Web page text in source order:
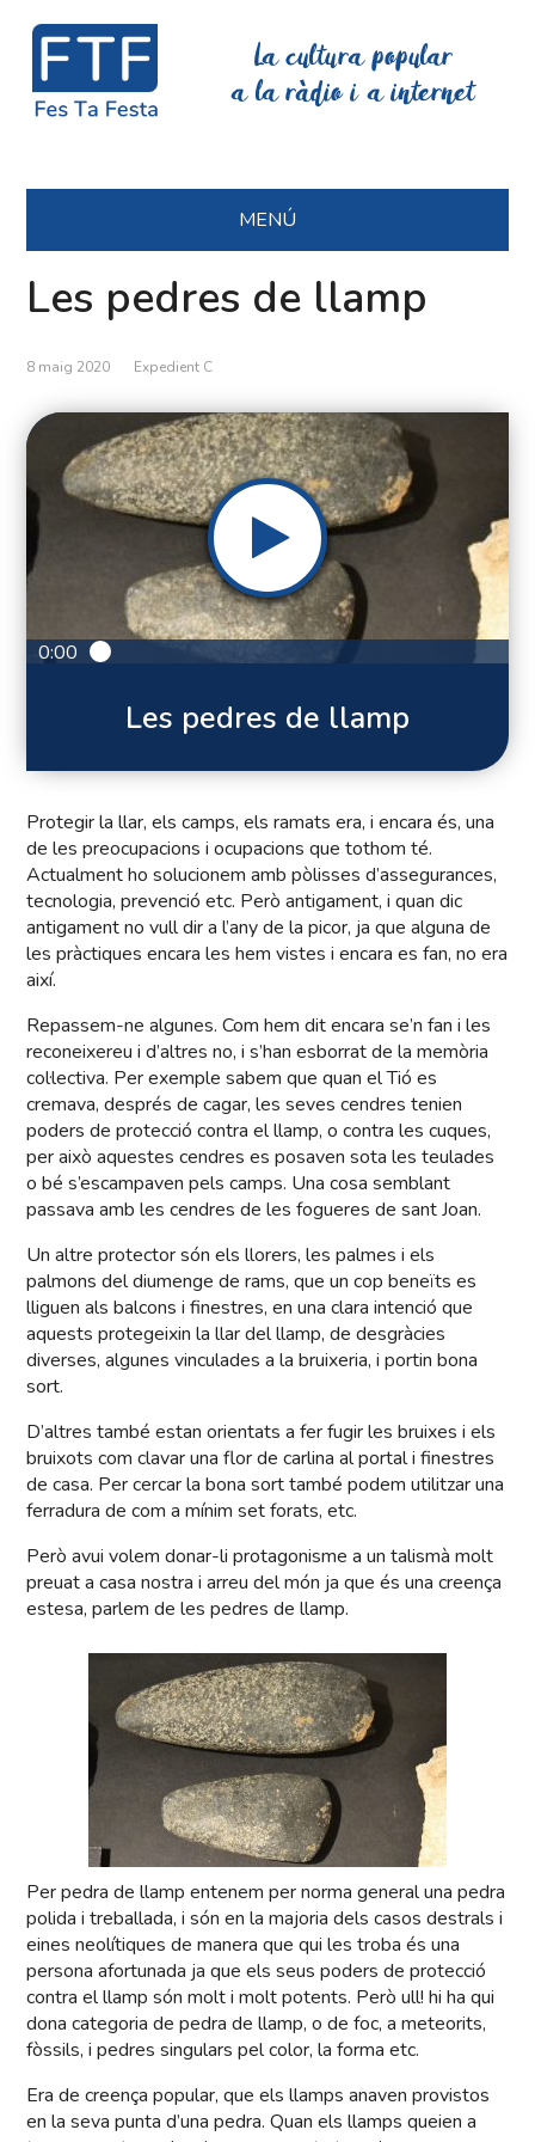
La cultura popular
a la ràdio i a internet
MENÚ
Les pedres de llamp
8 maig 2020 Expedient C
0:00
Les pedres de llamp
Protegir la llar, els camps, els ramats era, i encara és, una
de les preocupacions i ocupacions que tothom té.
Actualment ho solucionem amb pòlisses d’assegurances,
tecnologia, prevenció etc. Però antigament, i quan dic
antigament no vull dir a l’any de la picor, ja que alguna de
les pràctiques encara les hem vistes i encara es fan, no era
així.
Repassem-ne algunes. Com hem dit encara se’n fan i les
reconeixereu i d’altres no, i s’han esborrat de la memòria
col·lectiva. Per exemple sabem que quan el Tió es
cremava, després de cagar, les seves cendres tenien
poders de protecció contra el llamp, o contra les cuques,
per això aquestes cendres es posaven sota les teulades
o bé s’escampaven pels camps. Una cosa semblant
passava amb les cendres de les fogueres de sant Joan.
Un altre protector són els llorers, les palmes i els
palmons del diumenge de rams, que un cop beneïts es
lliguen als balcons i finestres, en una clara intenció que
aquests protegeixin la llar del llamp, de desgràcies
diverses, algunes vinculades a la bruixeria, i portin bona
sort.
D’altres també estan orientats a fer fugir les bruixes i els
bruixots com clavar una flor de carlina al portal i finestres
de casa. Per cercar la bona sort també podem utilitzar una
ferradura de com a mínim set forats, etc.
Però avui volem donar-li protagonisme a un talismà molt
preuat a casa nostra i arreu del món ja que és una creença
estesa, parlem de les pedres de llamp.
Per pedra de llamp entenem per norma general una pedra
polida i treballada, i són en la majoria dels casos destrals i
eines neolítiques de manera que qui les troba és una
persona afortunada ja que els seus poders de protecció
contra el llamp són molt i molt potents. Però ull! hi ha qui
dona categoria de pedra de llamp, o de foc, a meteorits,
fòssils, i pedres singulars pel color, la forma etc.
Era de creença popular, que els llamps anaven provistos
en la seva punta d’una pedra. Quan els llamps queien a